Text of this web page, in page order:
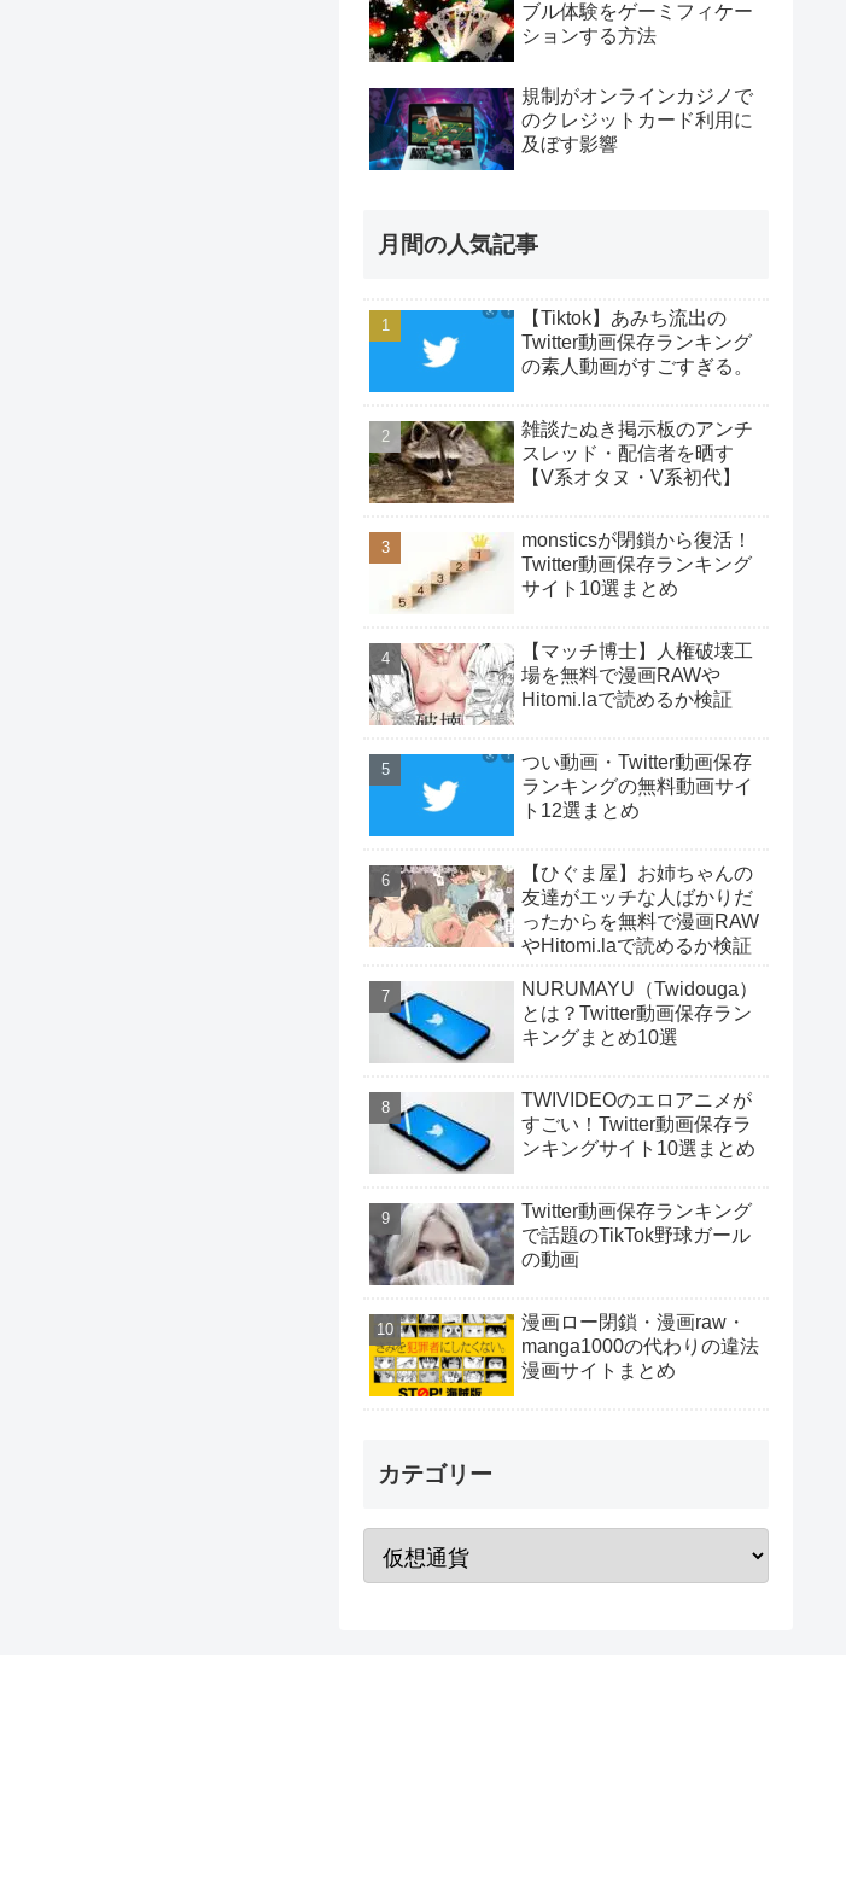
ブル体験をゲーミフィケー
ションする方法
規制がオンラインカジノで
のクレジットカード利用に
及ぼす影響
月間の人気記事
【Tiktok】あみち流出の
Twitter動画保存ランキング
の素人動画がすごすぎる。
雑談たぬき掲示板のアンチ
スレッド・配信者を晒す
【V系オタヌ・V系初代】
monsticsが閉鎖から復活！
Twitter動画保存ランキング
サイト10選まとめ
【マッチ博士】人権破壊工
場を無料で漫画RAWや
Hitomi.laで読めるか検証
つい動画・Twitter動画保存
ランキングの無料動画サイ
ト12選まとめ
【ひぐま屋】お姉ちゃんの
友達がエッチな人ばかりだ
ったからを無料で漫画RAW
やHitomi.laで読めるか検証
NURUMAYU（Twidouga）
とは？Twitter動画保存ラン
キングまとめ10選
TWIVIDEOのエロアニメが
すごい！Twitter動画保存ラ
ンキングサイト10選まとめ
Twitter動画保存ランキング
で話題のTikTok野球ガール
の動画
漫画ロー閉鎖・漫画raw・
manga1000の代わりの違法
漫画サイトまとめ
カテゴリー